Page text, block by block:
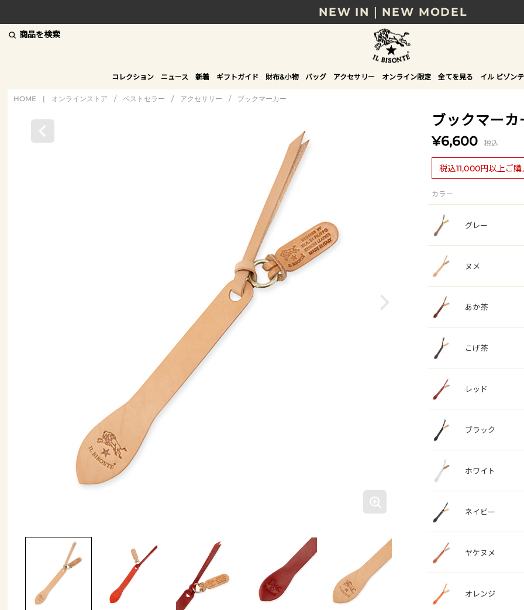
NEW IN｜NEW MODEL
8/17(月)10時まで｜税込11,000円以上で送料無
贈る相手やシーンから選べる、新しいギフトガ
NEW IN｜COLOR LEATHER
商品を検索
コレクション ニュース 新着 ギフトガイド 財布&小物 バッグ アクセサリー オンライン限定 全てを見る イル ビゾン
HOME | オンラインストア / ベストセラー / アクセサリー / ブックマーカー
ブックマーカ
¥6,600 税込
税込11,000円以上ご
カラー
グレー
ヌメ
あか茶
こげ茶
レッド
ブラック
ホワイト
ネイビー
ヤケヌメ
オレンジ